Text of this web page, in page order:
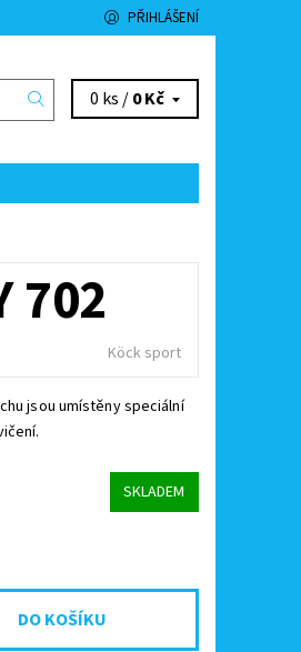
PŘIHLÁŠENÍ
0 ks /0 Kč
702
Köck sport
jsou umístěny speciální
SKLADEM